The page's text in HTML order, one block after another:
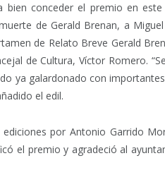
bien conceder el premio en
de Gerald Brenan, a
de Relato Breve Gerald
de Cultura, Víctor Romero.
ya galardonado con
el edil.
por Antonio Garrido
el premio y agradeció al